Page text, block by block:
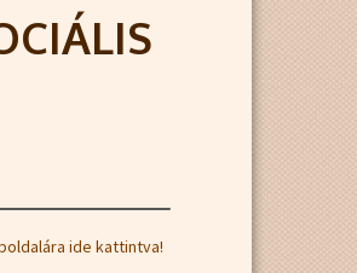
ide kattintva!